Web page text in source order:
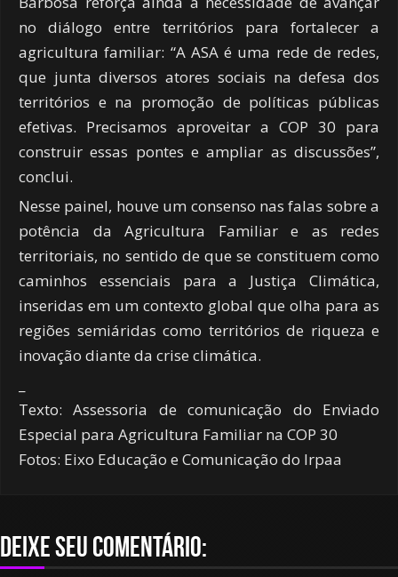
no diálogo entre territórios para fortalecer a
agricultura familiar: “A ASA é uma rede de redes,
que junta diversos atores sociais na defesa dos
territórios e na promoção de políticas públicas
efetivas. Precisamos aproveitar a COP 30 para
construir essas pontes e ampliar as discussões”,
conclui.
Nesse painel, houve um consenso nas falas sobre a
potência da Agricultura Familiar e as redes
territoriais, no sentido de que se constituem como
caminhos essenciais para a Justiça Climática,
inseridas em um contexto global que olha para as
regiões semiáridas como territórios de riqueza e
inovação diante da crise climática.
Texto: Assessoria de comunicação do Enviado
Especial para Agricultura Familiar na COP 30
Fotos: Eixo Educação e Comunicação do Irpaa
Deixe seu comentário: